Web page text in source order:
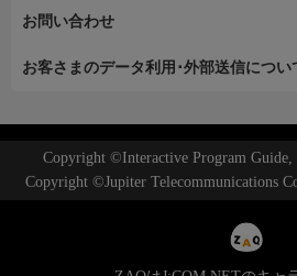
お問い合わせ
お客さまのデータ利用･外部送信につい
Copyright ©Interactive Program Guide,
Copyright ©Jupiter Telecommunications